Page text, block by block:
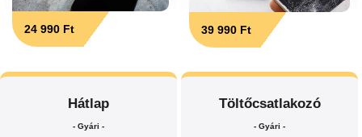
24 990 Ft 39 990 Ft
Hátlap
- Gyári -
Töltőcsatlakozó
- Gyári -